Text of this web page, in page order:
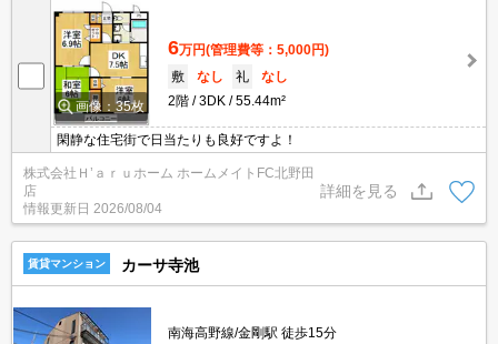
画像：35枚
6万円(管理費等：5,000円)
敷
なし 礼
なし
2階
3DK 55.44m²
閑静な住宅街で日当たりも良好ですよ！
株式会社Ｈ’ａｒｕホーム ホームメイトFC北野田
店
情報更新日 2026/08/04
詳細を見る
賃貸マンション カーサ寺池
南海高野線/金剛駅 徒歩15分